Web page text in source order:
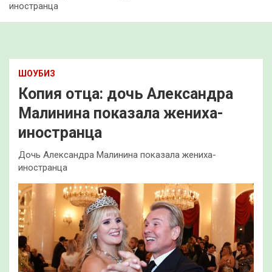
иностранца
ШОУБИЗ
Копия отца: дочь Александра
Малинина показала жениха-
иностранца
Дочь Александра Малинина показала жениха-
иностранца